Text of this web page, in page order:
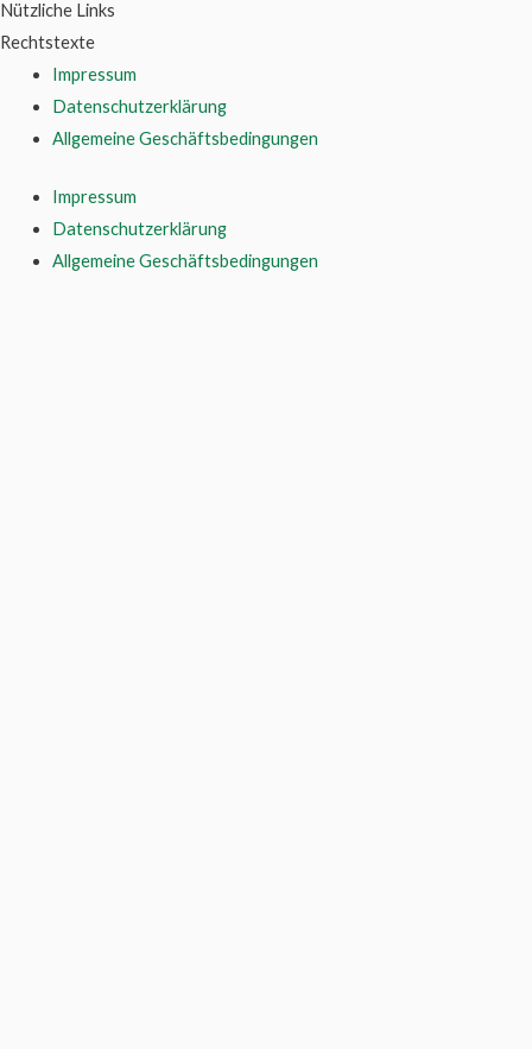
Nützliche Links
Rechtstexte
Impressum
Datenschutzerklärung
Allgemeine Geschäftsbedingungen
Impressum
Datenschutzerklärung
Allgemeine Geschäftsbedingungen